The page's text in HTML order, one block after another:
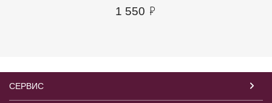
1 550
СЕРВИС